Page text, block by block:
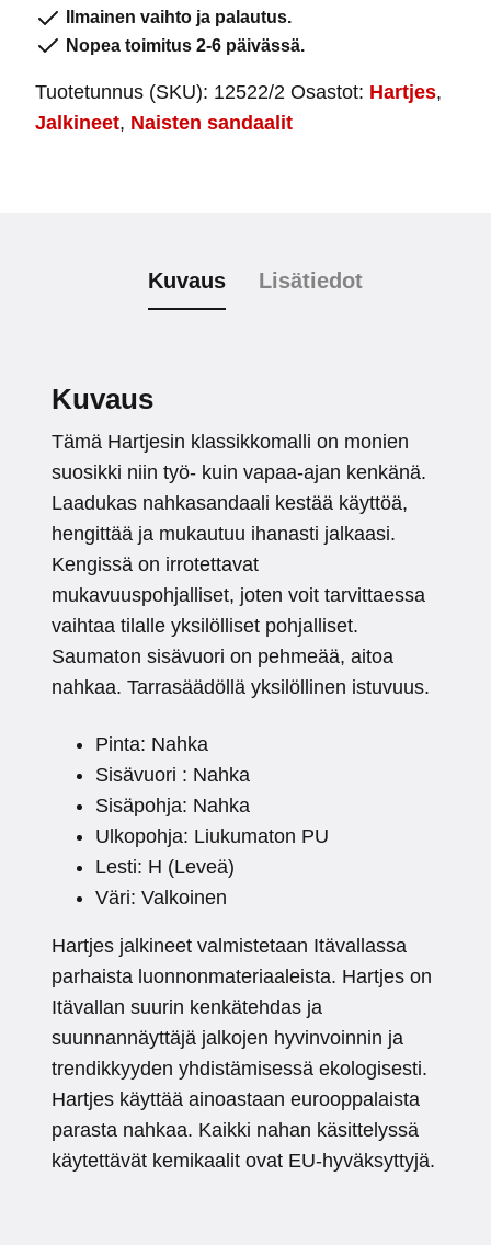
Ilmainen vaihto ja palautus.
Nopea toimitus 2-6 päivässä.
Tuotetunnus (SKU): 12522/2 Osastot: Hartjes,
Jalkineet, Naisten sandaalit
Kuvaus Lisätiedot
Kuvaus
Tämä Hartjesin klassikkomalli on monien
suosikki niin työ- kuin vapaa-ajan kenkänä.
Laadukas nahkasandaali kestää käyttöä,
hengittää ja mukautuu ihanasti jalkaasi.
Kengissä on irrotettavat
mukavuuspohjalliset, joten voit tarvittaessa
vaihtaa tilalle yksilölliset pohjalliset.
Saumaton sisävuori on pehmeää, aitoa
nahkaa. Tarrasäädöllä yksilöllinen istuvuus.
Pinta: Nahka
Sisävuori : Nahka
Sisäpohja: Nahka
Ulkopohja: Liukumaton PU
Lesti: H (Leveä)
Väri: Valkoinen
Hartjes jalkineet valmistetaan Itävallassa
parhaista luonnonmateriaaleista. Hartjes on
Itävallan suurin kenkätehdas ja
suunnannäyttäjä jalkojen hyvinvoinnin ja
trendikkyyden yhdistämisessä ekologisesti.
Hartjes käyttää ainoastaan eurooppalaista
parasta nahkaa. Kaikki nahan käsittelyssä
käytettävät kemikaalit ovat EU-hyväksyttyjä.